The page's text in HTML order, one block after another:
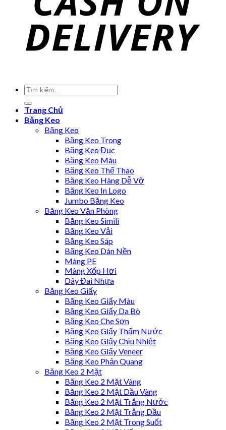
Trang Chủ
Băng Keo
Băng Keo
Băng Keo Trong
Băng Keo Đục
Băng Keo Màu
Băng Keo Thể Thao
Băng Keo Hàng Dễ Vỡ
Băng Keo In Logo
Jumbo Băng Keo
Băng Keo Văn Phòng
Băng Keo Simili
Băng Keo Vải
Băng Keo Sáp
Băng Keo Dán Nền
Màng PE
Màng Xốp Hơi
Dây Đai Nhựa
Băng Keo Giấy
Băng Keo Giấy Màu
Băng Keo Giấy Da Bò
Băng Keo Che Sơn
Băng Keo Giấy Thấm Nước
Băng Keo Giấy Chịu Nhiệt
Băng Keo Giấy Veneer
Băng Keo Phản Quang
Băng Keo 2 Mặt
Băng Keo 2 Mặt Vàng
Băng Keo 2 Mặt Dầu Vàng
Băng Keo 2 Mặt Trắng Nước
Băng Keo 2 Mặt Trắng Dầu
Băng Keo 2 Mặt Trong Suốt